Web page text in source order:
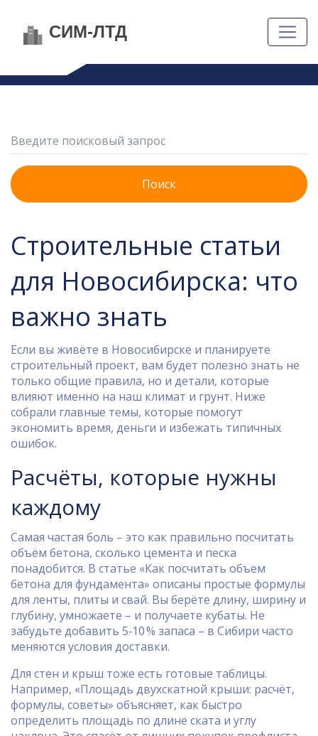
Поиск
Строительные статьи
для Новосибирска: что
важно знать
Если вы живёте в Новосибирске и планируете
строительный проект, вам будет полезно знать не
только общие правила, но и детали, которые
влияют именно на наш климат и грунт. Ниже
собрали главные темы, которые помогут
экономить время, деньги и избежать типичных
ошибок.
Расчёты, которые нужны
каждому
Самая частая боль – это как правильно посчитать
объём бетона, сколько цемента и песка
понадобится. В статье «Как посчитать объем
бетона для фундамента» описаны простые формулы
для ленты, плиты и свай. Вы берёте длину, ширину и
глубину, умножаете – и получаете кубаты. Не
забудьте добавить 5‑10 % запаса – в Сибири часто
меняются условия доставки.
Для стен и крыш тоже есть готовые таблицы.
Например, «Площадь двухскатной крыши: расчёт,
формулы, советы» объясняет, как быстро
определить площадь по длине ската и углу